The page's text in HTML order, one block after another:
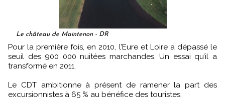
Le château de Maintenon - DR
Pour la première fois, en 2010, l’Eure et Loire a dépassé le
seuil des 900 000 nuitées marchandes. Un essai qu’il a
transformé en 2011.
Le CDT ambitionne à présent de ramener la part des
excursionnistes à 65 % au bénéfice des touristes.